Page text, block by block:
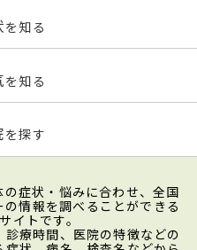
を知る
を知る
を探す
症状・悩みに合わせ、全国
情報を調べることができる
イトです。
療時間、医院の特徴などの